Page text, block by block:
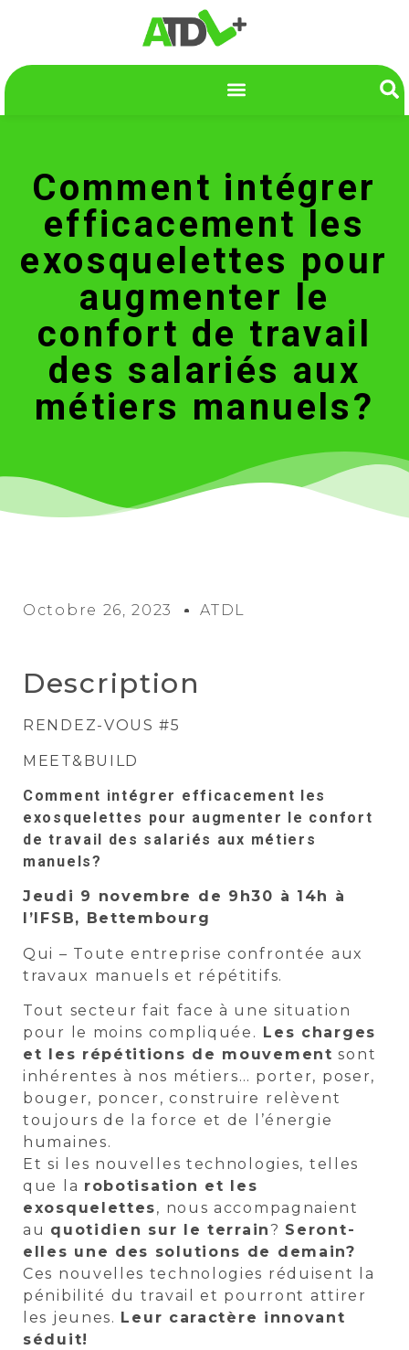
Comment intégrer
efficacement les
exosquelettes pour
augmenter le
confort de travail
des salariés aux
métiers manuels?
Octobre 26, 2023 ATDL
Description
RENDEZ-VOUS #5
MEET&BUILD
Comment intégrer efficacement les
exosquelettes pour augmenter le confort
de travail des salariés aux métiers
manuels?
Jeudi 9 novembre de 9h30 à 14h à
l’IFSB, Bettembourg
Qui – Toute entreprise confrontée aux
travaux manuels et répétitifs.
Tout secteur fait face à une situation
pour le moins compliquée. Les charges
et les répétitions de mouvement sont
inhérentes à nos métiers… porter, poser,
bouger, poncer, construire relèvent
toujours de la force et de l’énergie
humaines.
Et si les nouvelles technologies, telles
que la robotisation et les
exosquelettes, nous accompagnaient
au quotidien sur le terrain? Seront-
elles une des solutions de demain?
Ces nouvelles technologies réduisent la
pénibilité du travail et pourront attirer
les jeunes. Leur caractère innovant
séduit!